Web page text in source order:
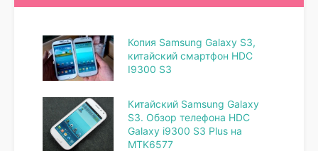
Копия Samsung Galaxy S3,
китайский смартфон HDC
I9300 S3
Китайский Samsung Galaxy
S3. Обзор телефона HDC
Galaxy i9300 S3 Plus на
MTK6577